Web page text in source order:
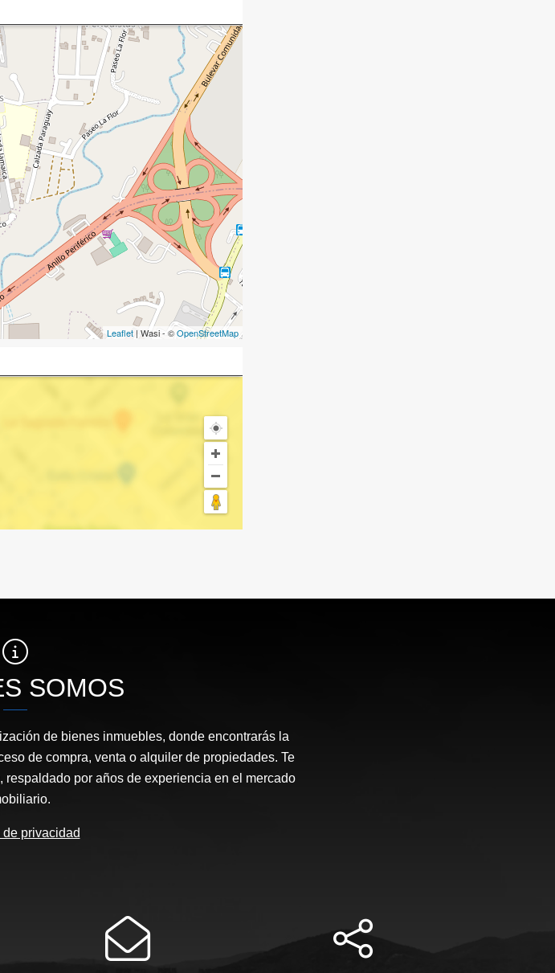
Leaflet | Wasi - ©OpenStreetMap
SOMOS
de bienes inmuebles, donde encontrarás la
de compra, venta o alquiler de propiedades. Te
por años de experiencia en el mercado
de privacidad